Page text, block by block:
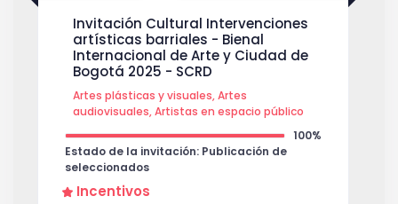
Invitación Cultural Intervenciones
artísticas barriales - Bienal
Internacional de Arte y Ciudad de
Bogotá 2025 - SCRD
Artes plásticas y visuales, Artes
audiovisuales, Artistas en espacio público
100%
Estado de la invitación: Publicación de
seleccionados
Incentivos